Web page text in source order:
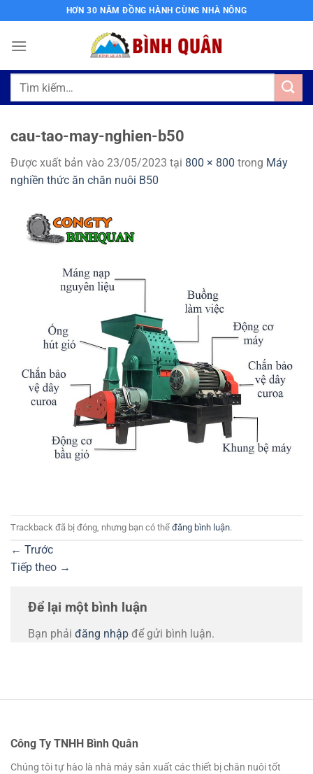
qua
nội
HƠN 30 NĂM ĐỒNG HÀNH CÙNG NHÀ NÔNG
Tìm
cau-tao-may-nghien-b50
Được xuất bản vào 23/05/2023 tại 800 × 800 trong Máy
nghiền thức ăn chăn nuôi B50
Trackback đã bị đóng, nhưng bạn có thể đăng bình luận.
← Trước
Tiếp theo →
Để lại một bình luận
Bạn phải đăng nhập để gửi bình luận.
Công Ty TNHH Bình Quân
Chúng tôi tự hào là nhà máy sản xuất các thiết bị chăn nuôi tốt